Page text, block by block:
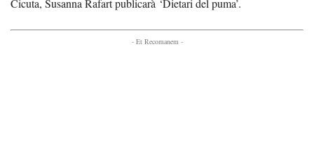
- Et Recomanem -